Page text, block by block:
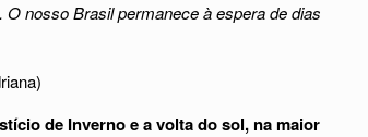
nosso Brasil permanece à espera de dias
de Inverno e a volta do sol, na maior